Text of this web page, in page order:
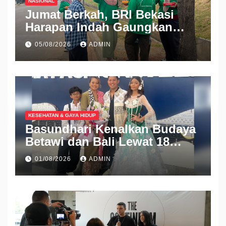
Jumat Berkah, BRI Bekasi
Harapan Indah Gaungkan
Semangat Berbagi
05/08/2026 ADMIN
KESEHATAN & GAYA HIDUP
Basundhari Kenalkan Budaya
Betawi dan Bali Lewat 18
Koleksi Ready to Wear di IFW
2026
01/08/2026 ADMIN